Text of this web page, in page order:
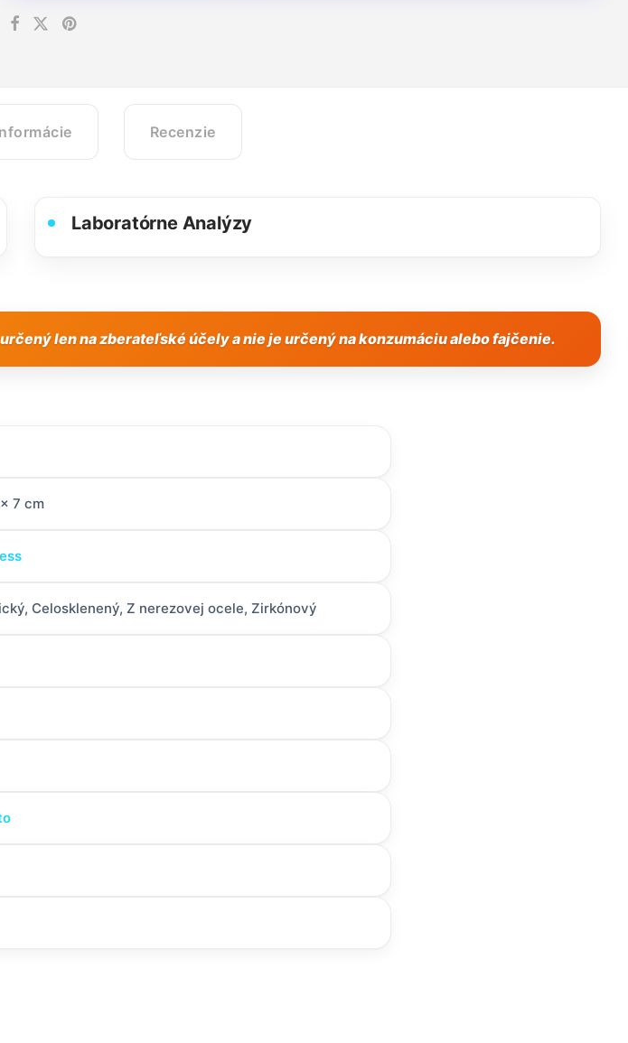
Recenzie
Laboratórne Analýzy
len na zberateľské účely a nie je určený na konzumáciu alebo fajčenie.
7 cm
Celosklenený, Z nerezovej ocele, Zirkónový